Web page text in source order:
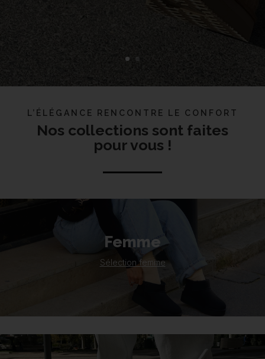
L’ÉLÉGANCE RENCONTRE LE CONFORT
Nos collections sont faites
pour vous !
Femme
Sélection femme